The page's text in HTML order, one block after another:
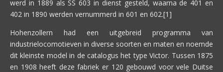
werd in 1889 als SS 603 in dienst gesteld, waarna de 401 en
402 in 1890 werden vernummerd in 601 en 602.[1]
Hohenzollern had een uitgebreid programma van
industrielocomotieven in diverse soorten en maten en noemde
dit kleinste model in de catalogus het type Victor. Tussen 1875
en 1908 heeft deze fabriek er 120 gebouwd voor vele Duitse